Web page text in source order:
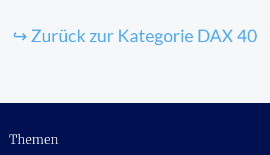
↪ Zurück zur Kategorie DAX 40
Themen